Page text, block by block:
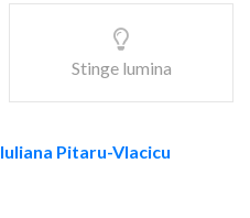
Stinge lumina
Iuliana Pitaru-Vlacicu